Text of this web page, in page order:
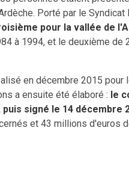
Porté par le Syndicat
pour la vallée de
à 1994, et le deuxième de
en décembre 2015 pour
a ensuite été élaboré : le
signé le 14 décembre
et 43 millions d'euros